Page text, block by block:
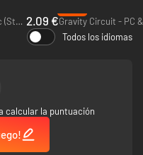
Super Fancy Pants Adventure - PC & Mac (Steam) 2.09 €Gravity Circuit - PC
Todos los idiomas
calcular la puntuación